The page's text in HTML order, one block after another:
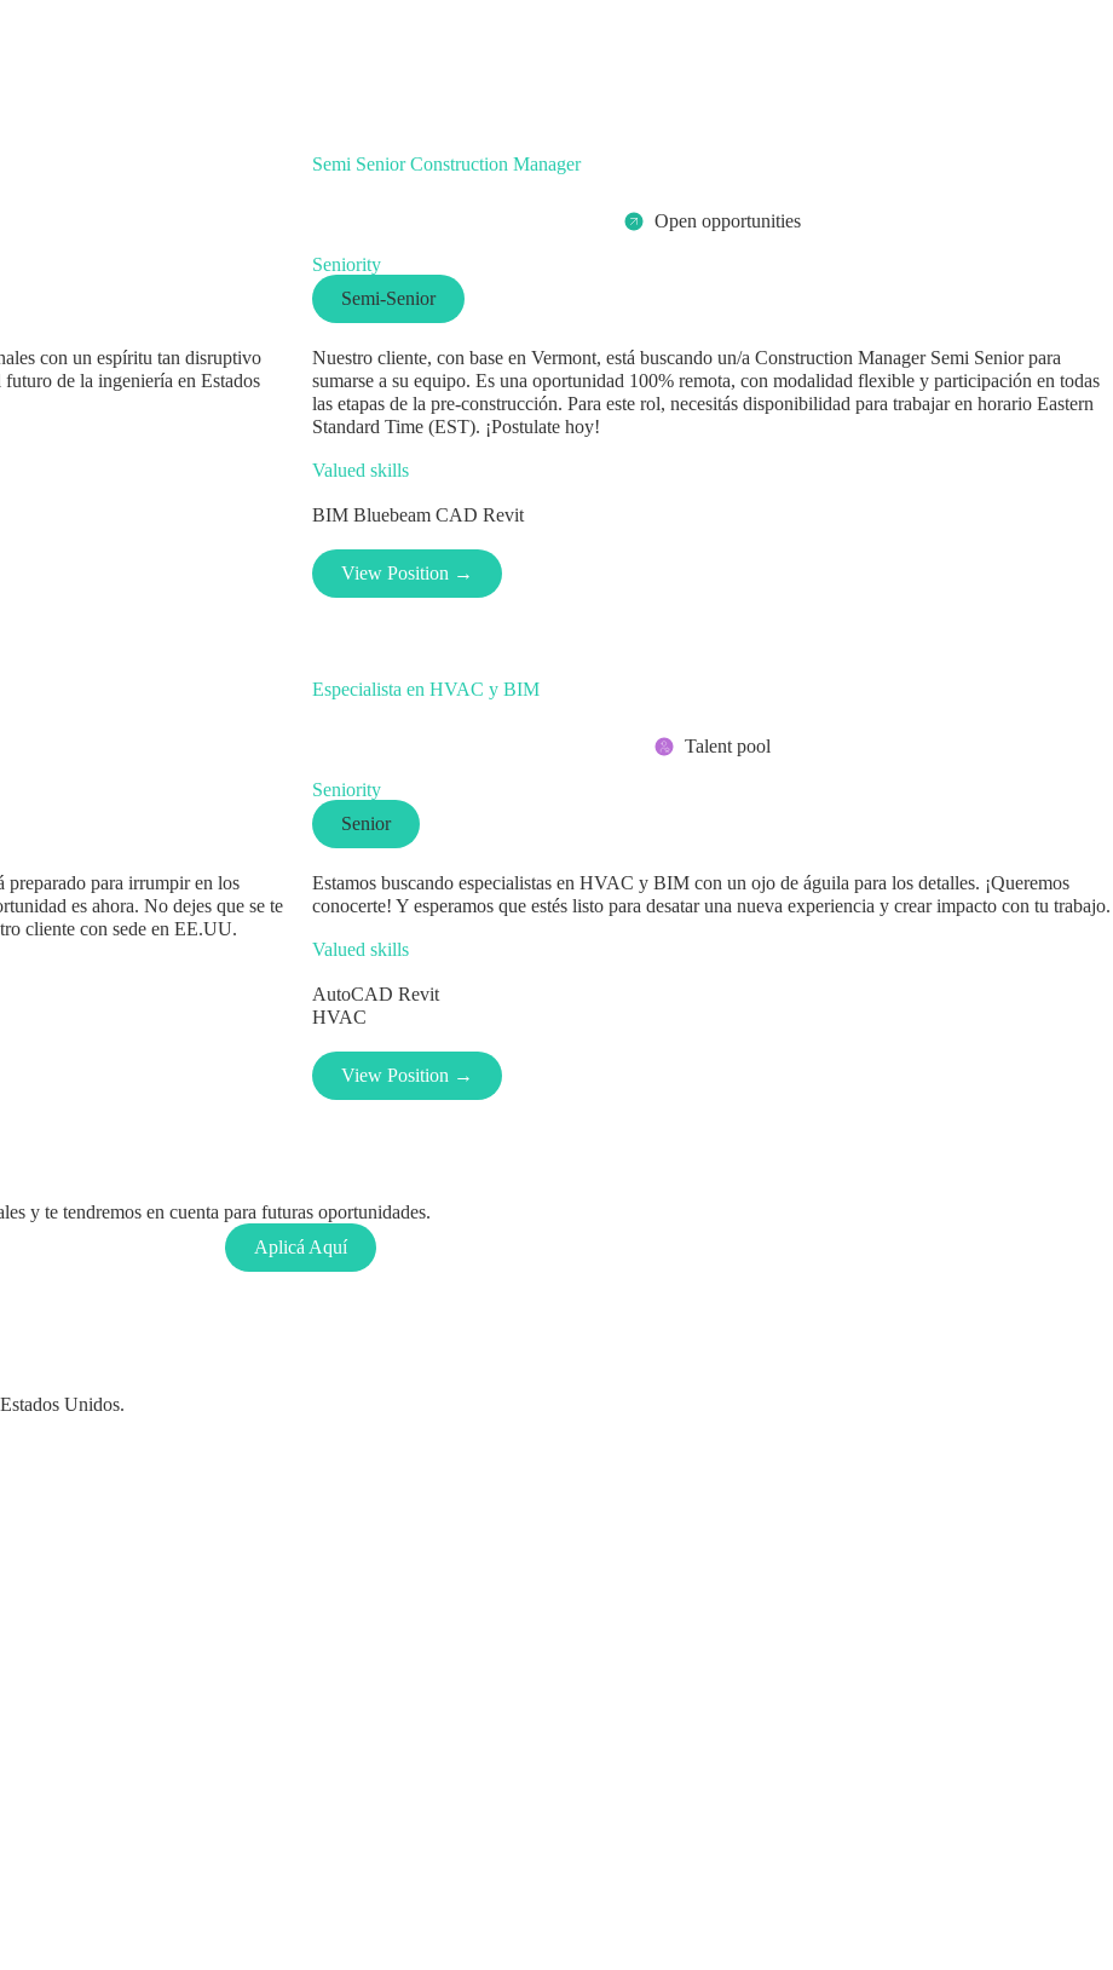
con un espíritu tan disruptivo
de la ingeniería en Estados
Semi Senior Construction Manager
Open opportunities
Seniority
Semi-Senior
Nuestro cliente, con base en Vermont, está buscando un/a Construction Manager Semi Senior para
sumarse a su equipo. Es una oportunidad 100% remota, con modalidad flexible y participación en todas
las etapas de la pre-construcción. Para este rol, necesitás disponibilidad para trabajar en horario Eastern
Standard Time (EST). ¡Postulate hoy!
Valued skills
BIM Bluebeam CAD Revit
View Position →
preparado para irrumpir en los
es ahora. No dejes que se te
cliente con sede en EE.UU.
Especialista en HVAC y BIM
Talent pool
Seniority
Senior
Estamos buscando especialistas en HVAC y BIM con un ojo de águila para los detalles. ¡Queremos
conocerte! Y esperamos que estés listo para desatar una nueva experiencia y crear impacto con tu trabajo.
Valued skills
AutoCAD Revit
HVAC
View Position →
y te tendremos en cuenta para futuras oportunidades.
Aplicá Aquí
Unidos.